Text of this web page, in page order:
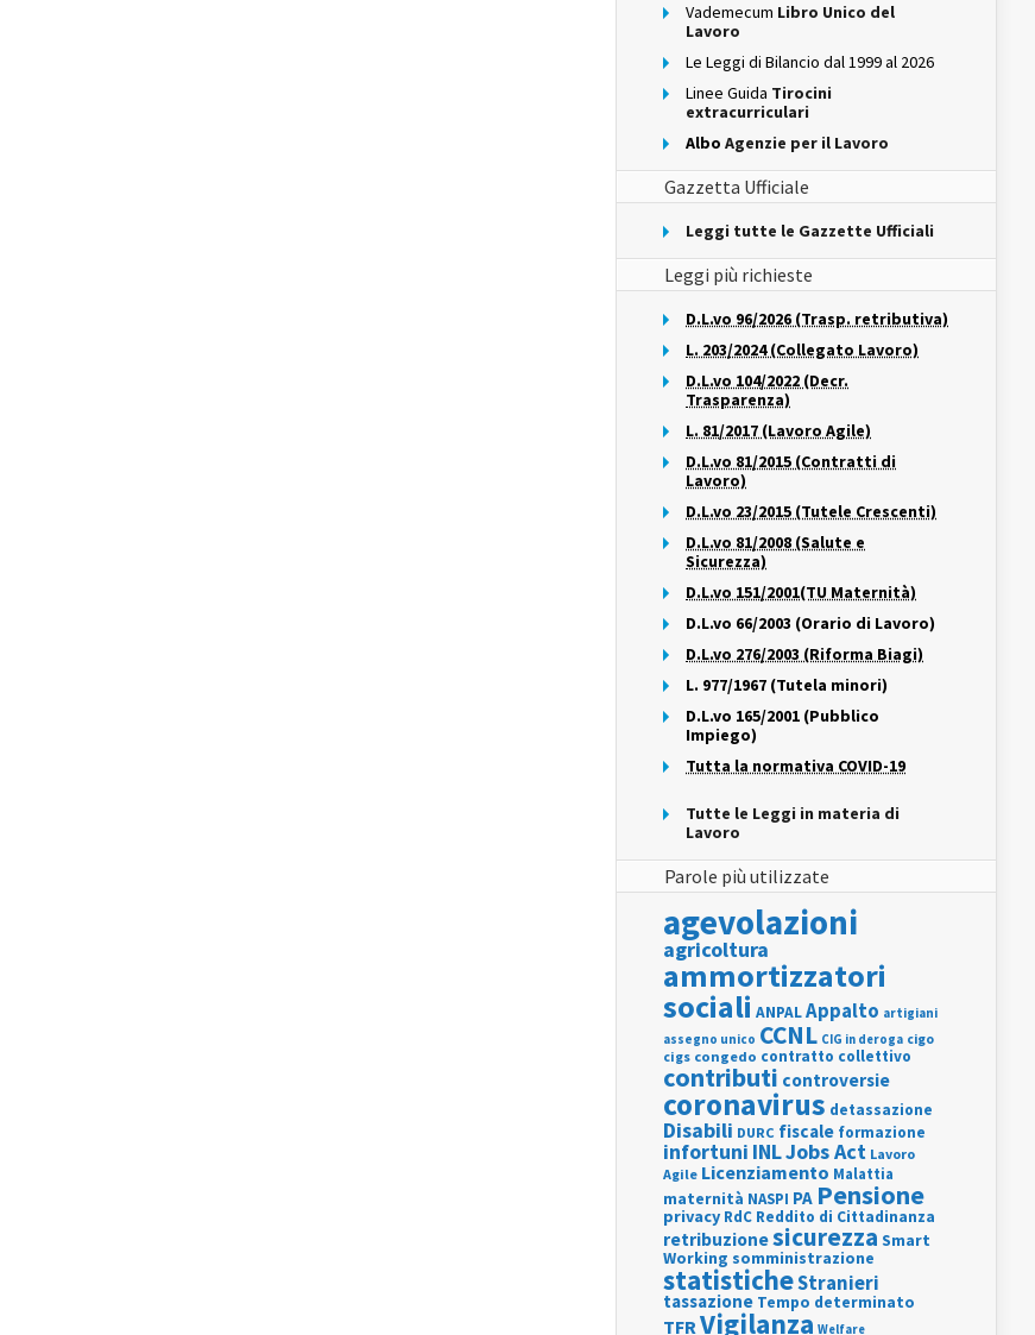
Vademecum Libro Unico del
Lavoro
Le Leggi di Bilancio dal 1999 al 2026
Linee Guida Tirocini
extracurriculari
Albo Agenzie per il Lavoro
Gazzetta Ufficiale
Leggi tutte le Gazzette Ufficiali
Leggi più richieste
D.L.vo 96/2026 (Trasp. retributiva)
L. 203/2024 (Collegato Lavoro)
D.L.vo 104/2022 (Decr.
Trasparenza)
L. 81/2017 (Lavoro Agile)
D.L.vo 81/2015 (Contratti di
Lavoro)
D.L.vo 23/2015 (Tutele Crescenti)
D.L.vo 81/2008 (Salute e
Sicurezza)
D.L.vo 151/2001(TU Maternità)
D.L.vo 66/2003 (Orario di Lavoro)
D.L.vo 276/2003 (Riforma Biagi)
L. 977/1967 (Tutela minori)
D.L.vo 165/2001 (Pubblico
Impiego)
Tutta la normativa COVID-19
Tutte le Leggi in materia di
Lavoro
Parole più utilizzate
agevolazioni
agricoltura
ammortizzatori
sociali ANPALAppalto artigiani
assegno unico CCNL CIG in deroga cigo
cigs congedo contratto collettivo
contributi controversie
coronavirus detassazione
Disabili DURC fiscale formazione
infortuni INLJobs Act Lavoro
Agile Licenziamento Malattia
maternità NASPI PA Pensione
privacy RdC Reddito di Cittadinanza
retribuzionesicurezza Smart
Working somministrazione
statisticheStranieri
tassazione Tempo determinato
TFRVigilanza Welfare